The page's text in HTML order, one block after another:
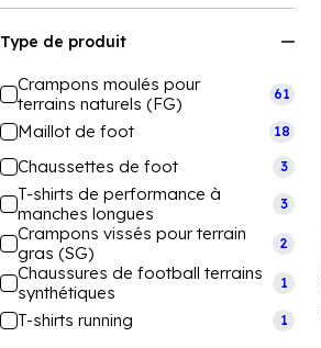
Type de produit
Crampons moulés pour
terrains naturels (FG)
61
Maillot de foot 18
Chaussettes de foot 3
T-shirts de performance à
manches longues
3
Crampons vissés pour terrain
gras (SG)
2
Chaussures de football terrains
synthétiques
1
T-shirts running 1